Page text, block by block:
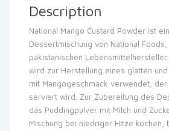
Description
National Mango Custard Powder ist
Dessertmischung von National Foods,
pakistanischen
wird zur Herstellung eines glatten
mit Mangogeschmack verwendet,
serviert wird. Zur Zubereitung des
das Puddingpulver mit Milch und
Mischung bei niedriger Hitze kochen,